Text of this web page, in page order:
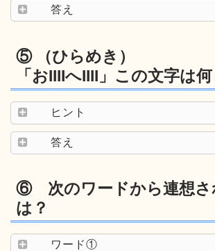
答え
⑤ （ひらめき）
「おIIIIへIIII」この文字は
ヒント
答え
⑥ 次のワードから連想さ
は？
ワード①